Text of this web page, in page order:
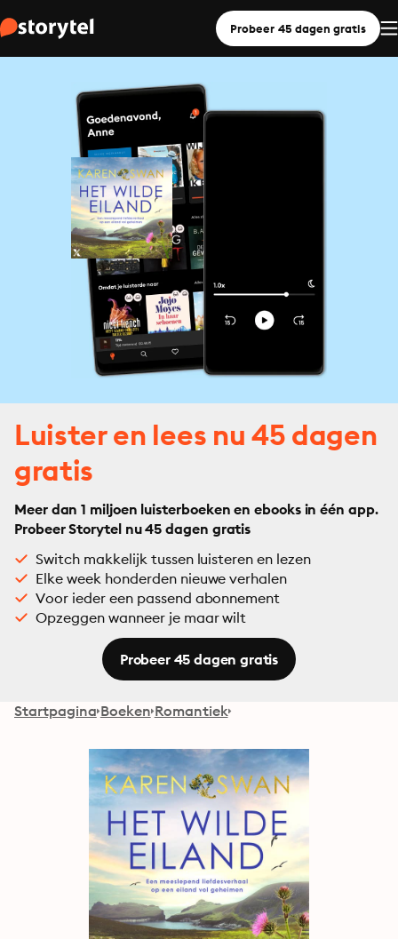
Probeer 45 dagen gratis
Luister en lees nu 45 dagen
gratis
Meer dan 1 miljoen luisterboeken en ebooks in één app.
Probeer Storytel nu 45 dagen gratis
Switch makkelijk tussen luisteren en lezen
Elke week honderden nieuwe verhalen
Voor ieder een passend abonnement
Opzeggen wanneer je maar wilt
Probeer 45 dagen gratis
Startpagina Boeken Romantiek